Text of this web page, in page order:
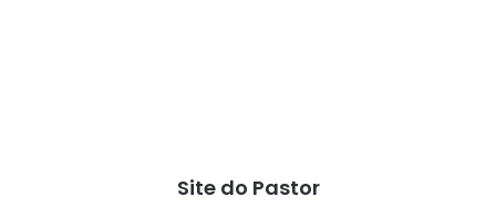
Site do Pastor